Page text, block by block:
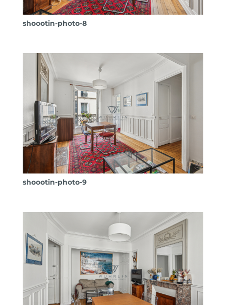
shoootin-photo-8
shoootin-photo-9